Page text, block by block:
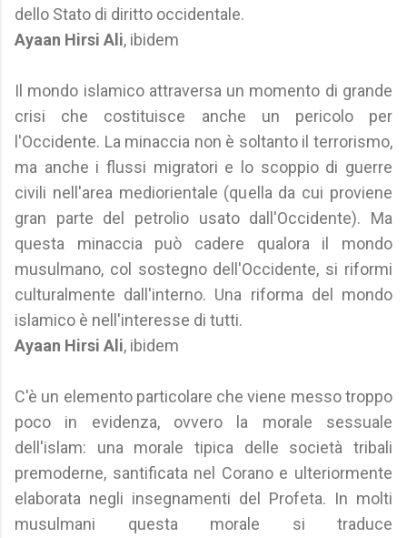
dello Stato di diritto occidentale.
Ayaan Hirsi Ali, ibidem
Il mondo islamico attraversa un momento di grande
crisi che costituisce anche un pericolo per
l'Occidente. La minaccia non è soltanto il terrorismo,
ma anche i flussi migratori e lo scoppio di guerre
civili nell'area mediorientale (quella da cui proviene
gran parte del petrolio usato dall'Occidente). Ma
questa minaccia può cadere qualora il mondo
musulmano, col sostegno dell'Occidente, si riformi
culturalmente dall'interno. Una riforma del mondo
islamico è nell'interesse di tutti.
Ayaan Hirsi Ali, ibidem
C'è un elemento particolare che viene messo troppo
poco in evidenza, ovvero la morale sessuale
dell'islam: una morale tipica delle società tribali
premoderne, santificata nel Corano e ulteriormente
elaborata negli insegnamenti del Profeta. In molti
musulmani questa morale si traduce